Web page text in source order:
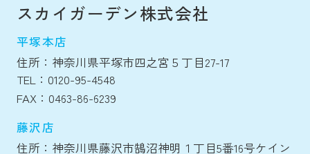
スカイガーデン株式会社
平塚本店
住所：神奈川県平塚市四之宮５丁目27-17
TEL：0120-95-4548
FAX：0463-86-6239
藤沢店
住所：神奈川県藤沢市鵠沼神明１丁目5番16号ケイン